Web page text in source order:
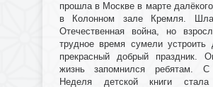
прошла в Москве в марте
в Колонном зале Кремля.
Отечественная война, но
трудное время сумели устроить
прекрасный добрый праздник.
жизнь запомнился ребятам.
Неделя детской книги